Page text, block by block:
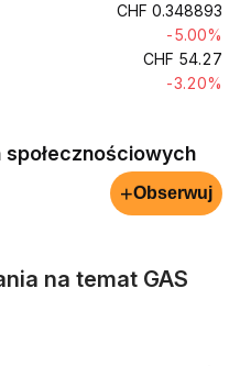
CHF 0.348893
-5.00%
CHF 54.27
-3.20%
+Obserwuj
na temat GAS